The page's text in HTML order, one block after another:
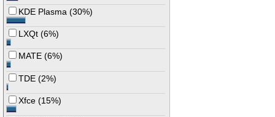
KDE Plasma (30%)
LXQt (6%)
MATE (6%)
TDE (2%)
Xfce (15%)